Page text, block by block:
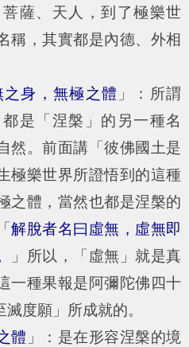
薩、天人，到了極樂世
稱，其實都是內德、外相
身，無極之體 」：所謂
是「涅槃」的另一種名
然。前面講「彼佛國土是
極樂世界所證悟到的這種
之體，當然也都是涅槃的
解脫者名曰虛無，虛無即
」所以，「虛無」就是真
一種果報是阿彌陀佛四十
度願」所成就的。
體 」：是在形容涅槃的境